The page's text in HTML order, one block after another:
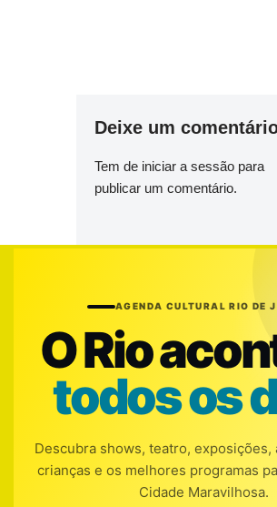
Deixe um
Tem de iniciar a sessão para
publicar um comentário.
AGENDA CULTURAL RIO DE
O Rio
todos os
Descubra shows, teatro, exposições,
crianças e os melhores programas
Cidade Maravilhosa.